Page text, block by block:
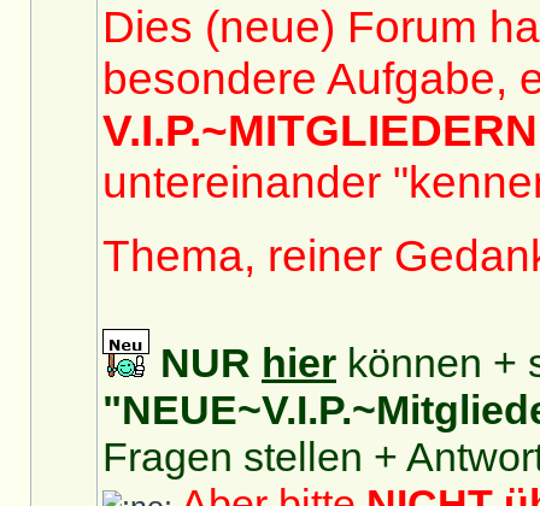
Dies (neue) Forum
besondere Aufgabe,
V.I.P.~MITGLIEDERN
untereinander
Thema, reiner
NUR hier können +
Fragen stellen +